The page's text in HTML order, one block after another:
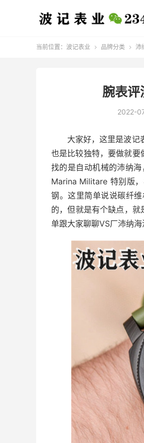
当前位置： 波记表业  品牌分类  沛
腕表
2022-
大家好，这里是波记
也是比较独特，要做就
找的是自动机械的沛纳
Marina Militare 特别版
钢。这里简单说说碳纤
的，但就是有个缺点，
单跟大家聊聊VS厂沛纳